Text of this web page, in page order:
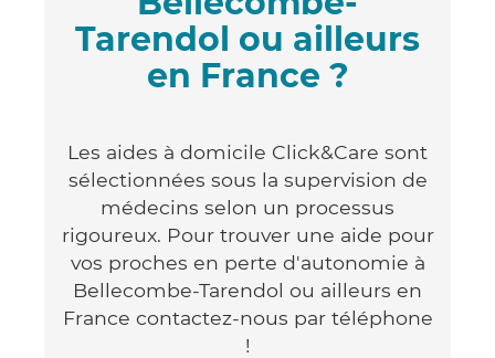
Tarendol ou ailleurs
en France ?
Les aides à domicile Click&Care sont
sélectionnées sous la supervision de
médecins selon un processus
rigoureux. Pour trouver une aide pour
vos proches en perte d'autonomie à
Bellecombe-Tarendol ou ailleurs en
France contactez-nous par téléphone
!